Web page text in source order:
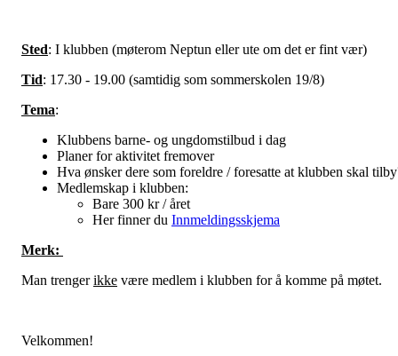
Sted: I klubben (møterom Neptun eller ute om det er fint vær)
Tid: 17.30 - 19.00 (samtidig som sommerskolen 19/8)
Tema:
Klubbens barne- og ungdomstilbud i dag
Planer for aktivitet fremover
Hva ønsker dere som foreldre / foresatte at klubben skal
Medlemskap i klubben:
Bare 300 kr / året
Her finner du Innmeldingsskjema
Merk:
Man trengerikke være medlem i klubben for å komme på møtet.
Velkommen!